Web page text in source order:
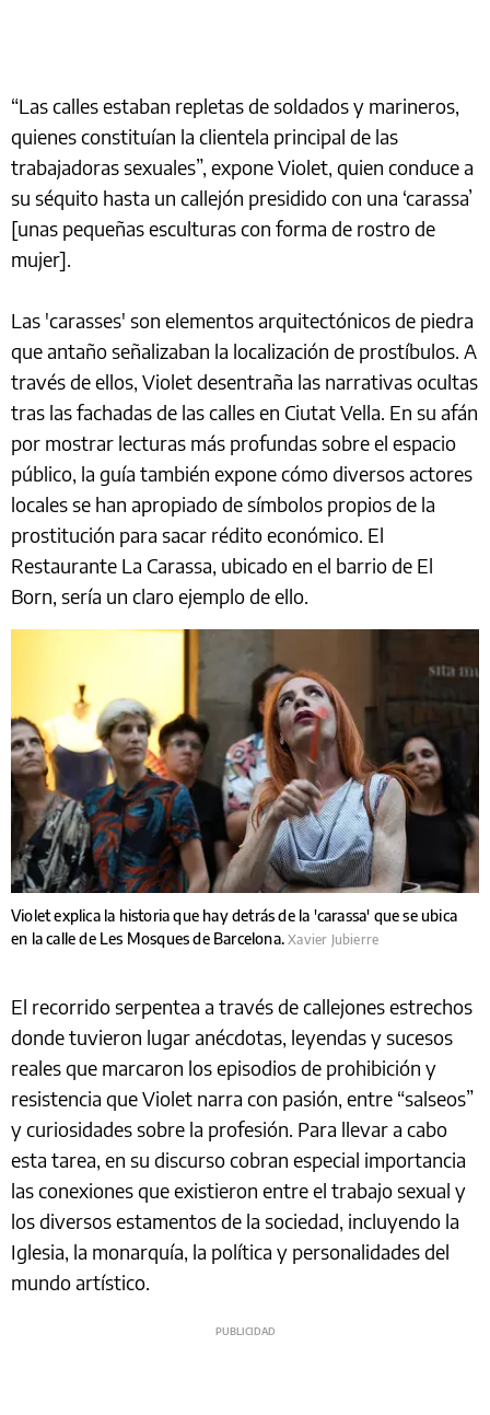
“Las calles estaban repletas de soldados y marineros,
quienes constituían la clientela principal de las
trabajadoras sexuales”, expone Violet, quien conduce a
su séquito hasta un callejón presidido con una ‘carassa’
[unas pequeñas esculturas con forma de rostro de
mujer].
Las 'carasses' son elementos arquitectónicos de piedra
que antaño señalizaban la localización de prostíbulos. A
través de ellos, Violet desentraña las narrativas ocultas
tras las fachadas de las calles en Ciutat Vella. En su afán
por mostrar lecturas más profundas sobre el espacio
público, la guía también expone cómo diversos actores
locales se han apropiado de símbolos propios de la
prostitución para sacar rédito económico. El
Restaurante La Carassa, ubicado en el barrio de El
Born, sería un claro ejemplo de ello.
Violet explica la historia que hay detrás de la 'carassa' que se ubica
en la calle de Les Mosques de Barcelona.Xavier Jubierre
El recorrido serpentea a través de callejones estrechos
donde tuvieron lugar anécdotas, leyendas y sucesos
reales que marcaron los episodios de prohibición y
resistencia que Violet narra con pasión, entre “salseos”
y curiosidades sobre la profesión. Para llevar a cabo
esta tarea, en su discurso cobran especial importancia
las conexiones que existieron entre el trabajo sexual y
los diversos estamentos de la sociedad, incluyendo la
Iglesia, la monarquía, la política y personalidades del
mundo artístico.